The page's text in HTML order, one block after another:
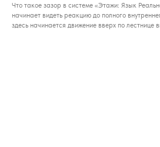
Что такое зазор в системе «Этажи: Язык
начинает видеть реакцию до полного
здесь начинается движение вверх по лестнице